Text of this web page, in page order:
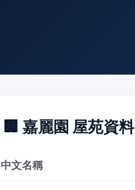
🏢 嘉麗園 屋苑資料
中文名稱